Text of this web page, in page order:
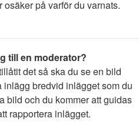
på varför du varnats.
till en moderator?
det så ska du se en bild
inlägg bredvid inlägget som du
bild och du kommer att guidas
rapportera inlägget.